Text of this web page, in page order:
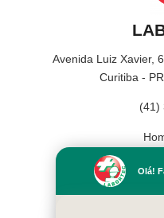
Avenida Luiz Xavier,
Curitiba -
(41)
Olá!